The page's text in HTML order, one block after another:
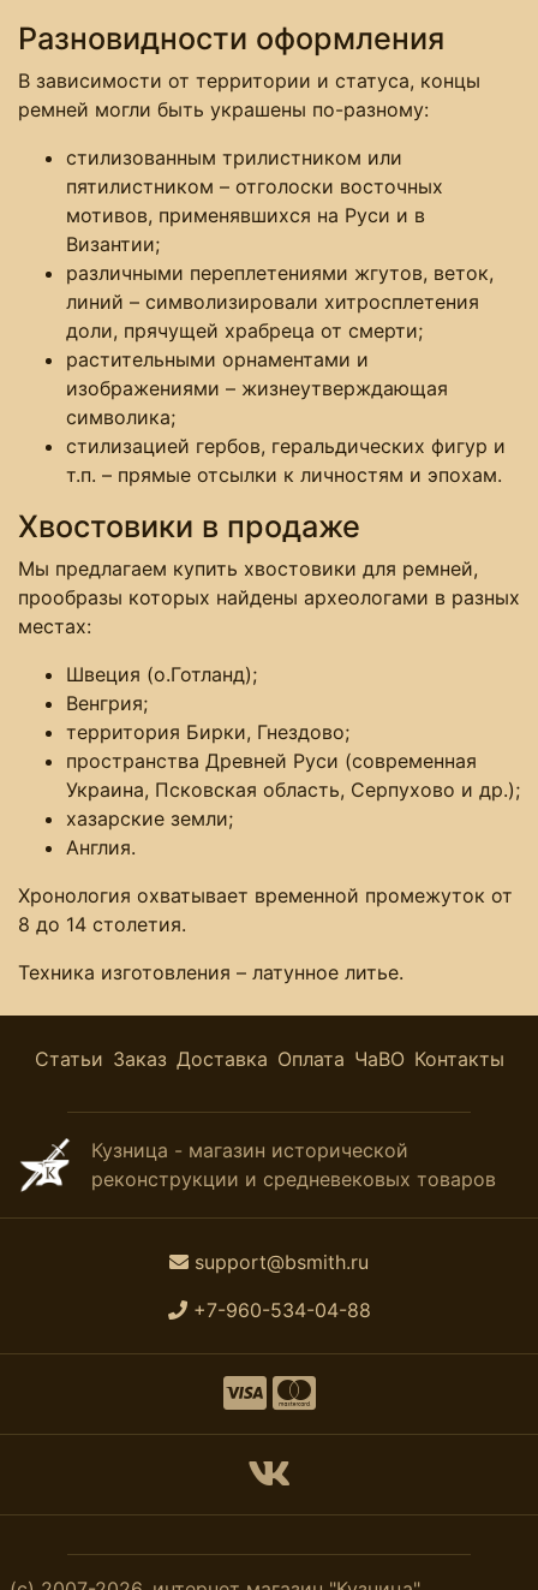
Разновидности оформления
В зависимости от территории и статуса, концы
ремней могли быть украшены по-разному:
стилизованным трилистником или
пятилистником – отголоски восточных
мотивов, применявшихся на Руси и в
Византии;
различными переплетениями жгутов, веток,
линий – символизировали хитросплетения
доли, прячущей храбреца от смерти;
растительными орнаментами и
изображениями – жизнеутверждающая
символика;
стилизацией гербов, геральдических фигур и
т.п. – прямые отсылки к личностям и эпохам.
Хвостовики в продаже
Мы предлагаем купить хвостовики для ремней,
прообразы которых найдены археологами в разных
местах:
Швеция (о.Готланд);
Венгрия;
территория Бирки, Гнездово;
пространства Древней Руси (современная
Украина, Псковская область, Серпухово и др.);
хазарские земли;
Англия.
Хронология охватывает временной промежуток от
8 до 14 столетия.
Техника изготовления – латунное литье.
Статьи Заказ Доставка Оплата ЧаВО Контакты
Кузница - магазин исторической
реконструкции и средневековых товаров
support@bsmith.ru
+7-960-534-04-88